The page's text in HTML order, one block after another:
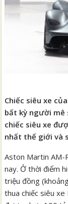
Chiếc siêu xe
bất kỳ người mê
chiếc siêu xe
nhất thế giới và
Aston Martin AM-
nay. Ở thời điểm
triệu đồng
thua chiếc siêu